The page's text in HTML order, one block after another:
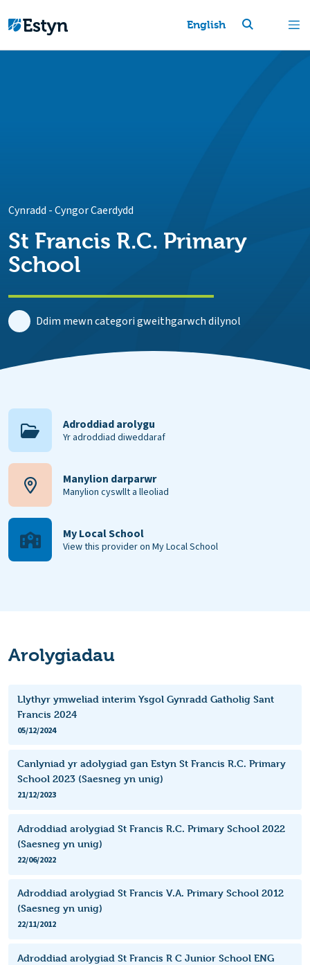
English
Cynradd -Cyngor Caerdydd
St Francis R.C. Primary
School
Ddim mewn categori gweithgarwch dilynol
Adroddiad arolygu
Yr adroddiad diweddaraf
Manylion darparwr
Manylion cyswllt a lleoliad
My Local School
View this provider on My Local School
Arolygiadau
Llythyr ymweliad interim Ysgol Gynradd Gatholig Sant
Francis 2024
05/12/2024
Canlyniad yr adolygiad gan Estyn St Francis R.C. Primary
School 2023 (Saesneg yn unig)
21/12/2023
Adroddiad arolygiad St Francis R.C. Primary School 2022
(Saesneg yn unig)
22/06/2022
Adroddiad arolygiad St Francis V.A. Primary School 2012
(Saesneg yn unig)
22/11/2012
Adroddiad arolygiad St Francis R C Junior School ENG